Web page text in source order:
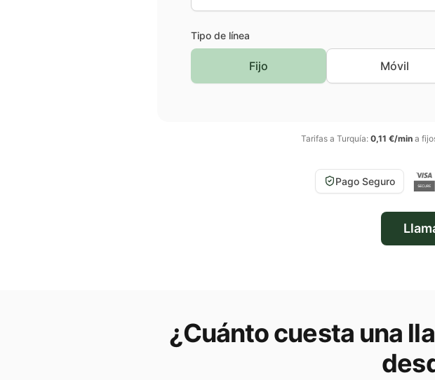
Tipo de línea
Fijo Móvil
Tarifas a Turquía: 0,11 €/mina
Pago Seguro
¿Cuánto cuesta una